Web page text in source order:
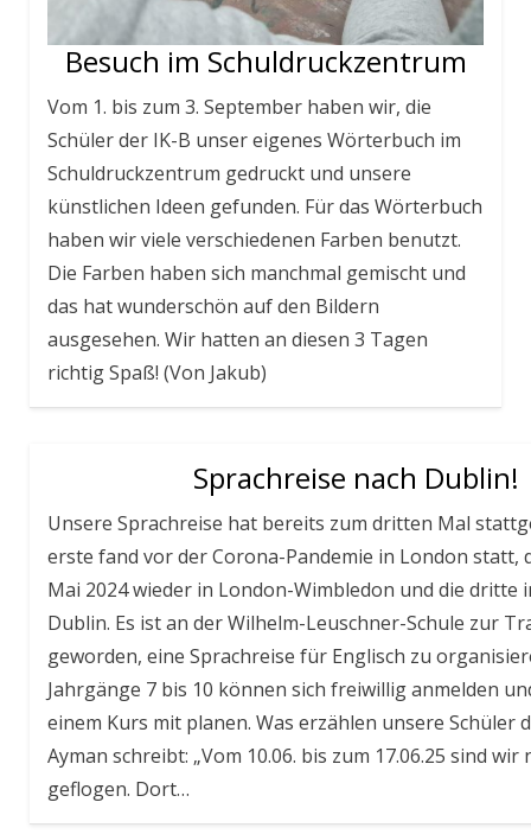
Besuch im Schuldruckzentrum
Vom 1. bis zum 3. September haben wir, die
Schüler der IK-B unser eigenes Wörterbuch im
Schuldruckzentrum gedruckt und unsere
künstlichen Ideen gefunden. Für das Wörterbuch
haben wir viele verschiedenen Farben benutzt.
Die Farben haben sich manchmal gemischt und
das hat wunderschön auf den Bildern
ausgesehen. Wir hatten an diesen 3 Tagen
richtig Spaß! (Von Jakub)
Sprachreise nach Dublin!
Unsere Sprachreise hat bereits zum dritten Mal
erste fand vor der Corona-Pandemie in London statt,
Mai 2024 wieder in London-Wimbledon und die dritte
Dublin. Es ist an der Wilhelm-Leuschner-Schule zur
geworden, eine Sprachreise für Englisch zu
Jahrgänge 7 bis 10 können sich freiwillig anmelden
einem Kurs mit planen. Was erzählen unsere Schüler
Ayman schreibt: „Vom 10.06. bis zum 17.06.25 sind wir
geflogen. Dort…